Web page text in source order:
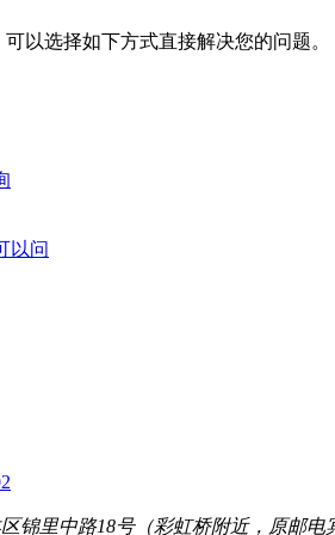
以选择如下方式直接解决您的问题。
以问
锦里中路18号（彩虹桥附近，原邮电